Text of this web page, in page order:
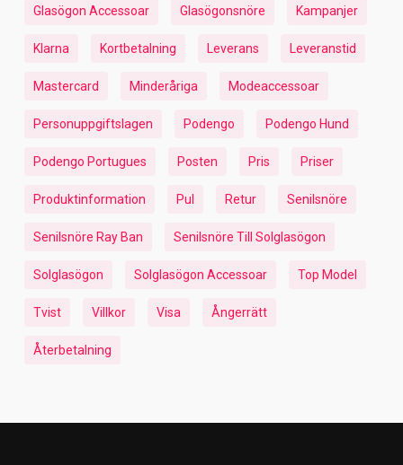
Glasögon Accessoar Glasögonsnöre Kampanjer
Klarna Kortbetalning Leverans Leveranstid
Mastercard Minderåriga Modeaccessoar
Personuppgiftslagen Podengo Podengo Hund
Podengo Portugues Posten Pris Priser
Produktinformation Pul Retur Senilsnöre
Senilsnöre Ray Ban Senilsnöre Till Solglasögon
Solglasögon Solglasögon Accessoar Top Model
Tvist Villkor Visa Ångerrätt
Återbetalning